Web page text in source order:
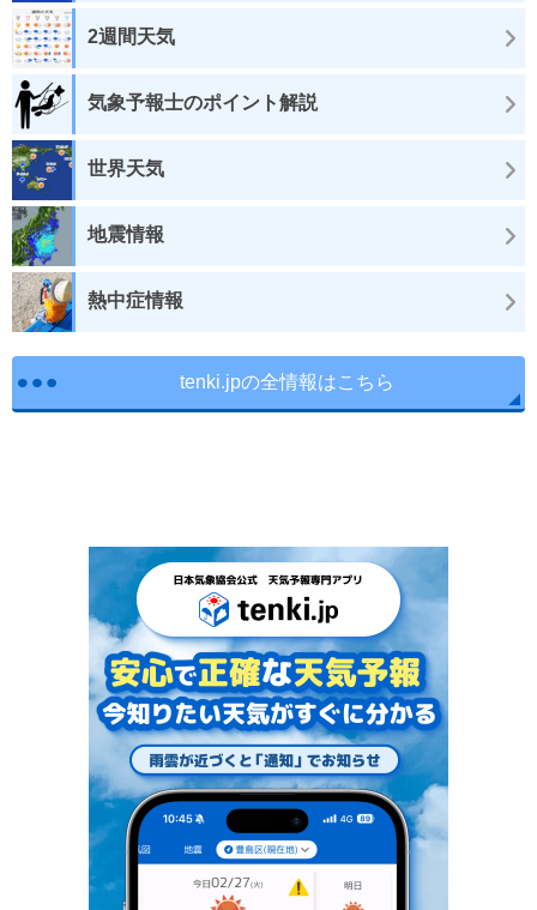
2週間天気
気象予報士のポイント解説
世界天気
地震情報
熱中症情報
tenki.jpの全情報はこちら